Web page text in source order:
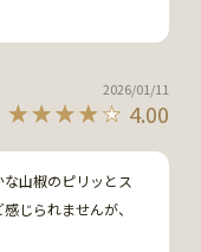
4.00
2026/01/11
山椒のピリッとス
じられませんが、